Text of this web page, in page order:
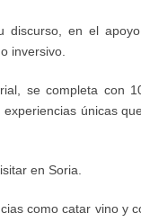
discurso, en el
inversivo.
se completa con
únicas
en Soria.
como catar vino y